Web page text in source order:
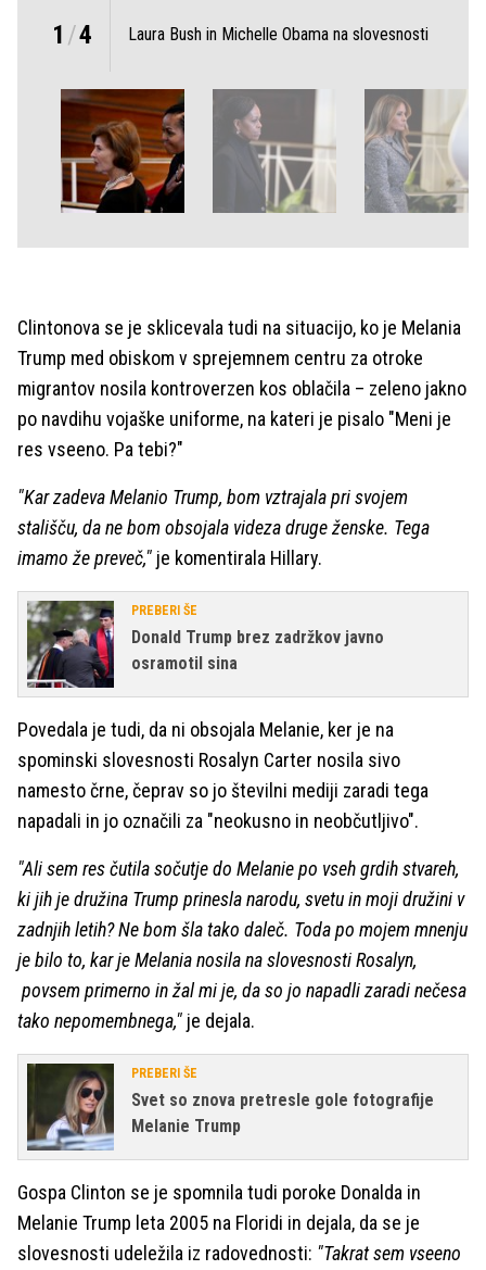
1 /4 Laura Bush in Michelle Obama na slovesnosti
Clintonova se je sklicevala tudi na situacijo, ko je Melania
Trump med obiskom v sprejemnem centru za otroke
migrantov nosila kontroverzen kos oblačila – zeleno jakno
po navdihu vojaške uniforme, na kateri je pisalo "Meni je
res vseeno. Pa tebi?"
"Kar zadeva Melanio Trump, bom vztrajala pri svojem
stališču, da ne bom obsojala videza druge ženske. Tega
imamo že preveč," je komentirala Hillary.
PREBERI ŠE
Donald Trump brez zadržkov javno
osramotil sina
Povedala je tudi, da ni obsojala Melanie, ker je na
spominski slovesnosti Rosalyn Carter nosila sivo
namesto črne, čeprav so jo številni mediji zaradi tega
napadali in jo označili za "neokusno in neobčutljivo".
"Ali sem res čutila sočutje do Melanie po vseh grdih stvareh,
ki jih je družina Trump prinesla narodu, svetu in moji družini v
zadnjih letih? Ne bom šla tako daleč. Toda po mojem mnenju
je bilo to, kar je Melania nosila na slovesnosti Rosalyn,
povsem primerno in žal mi je, da so jo napadli zaradi nečesa
tako nepomembnega," je dejala.
PREBERI ŠE
Svet so znova pretresle gole fotografije
Melanie Trump
Gospa Clinton se je spomnila tudi poroke Donalda in
Melanie Trump leta 2005 na Floridi in dejala, da se je
slovesnosti udeležila iz radovednosti: "Takrat sem vseeno